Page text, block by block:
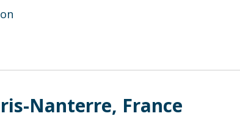
Nanterre, France